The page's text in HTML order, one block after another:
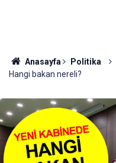
Anasayfa Politika
Hangi bakan nereli?